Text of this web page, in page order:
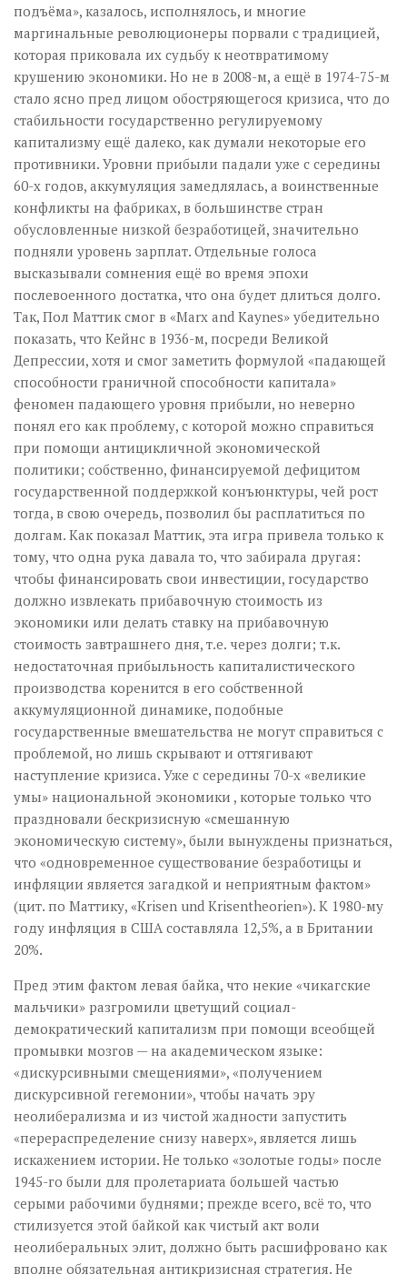
подъёма», казалось, исполнялось, и многие
маргинальные революционеры порвали с традицией,
которая приковала их судьбу к неотвратимому
крушению экономики. Но не в 2008-м, а ещё в 1974-75-м
стало ясно пред лицом обостряющегося кризиса, что до
стабильности государственно регулируемому
капитализму ещё далеко, как думали некоторые его
противники. Уровни прибыли падали уже с середины
60-х годов, аккумуляция замедлялась, а воинственные
конфликты на фабриках, в большинстве стран
обусловленные низкой безработицей, значительно
подняли уровень зарплат. Отдельные голоса
высказывали сомнения ещё во время эпохи
послевоенного достатка, что она будет длиться долго.
Так, Пол Маттик смог в «Marx and Kaynes» убедительно
показать, что Кейнс в 1936-м, посреди Великой
Депрессии, хотя и смог заметить формулой «падающей
способности граничной способности капитала»
феномен падающего уровня прибыли, но неверно
понял его как проблему, с которой можно справиться
при помощи антицикличной экономической
политики; собственно, финансируемой дефицитом
государственной поддержкой конъюнктуры, чей рост
тогда, в свою очередь, позволил бы расплатиться по
долгам. Как показал Маттик, эта игра привела только к
тому, что одна рука давала то, что забирала другая:
чтобы финансировать свои инвестиции, государство
должно извлекать прибавочную стоимость из
экономики или делать ставку на прибавочную
стоимость завтрашнего дня, т.е. через долги; т.к.
недостаточная прибыльность капиталистического
производства коренится в его собственной
аккумуляционной динамике, подобные
государственные вмешательства не могут справиться с
проблемой, но лишь скрывают и оттягивают
наступление кризиса. Уже с середины 70-х «великие
умы» национальной экономики , которые только что
праздновали бескризисную «смешанную
экономическую систему», были вынуждены признаться,
что «одновременное существование безработицы и
инфляции является загадкой и неприятным фактом»
(цит. по Маттику, «Krisen und Krisentheorien»). К 1980-му
году инфляция в США составляла 12,5%, а в Британии
20%.
Пред этим фактом левая байка, что некие «чикагские
мальчики» разгромили цветущий социал-
демократический капитализм при помощи всеобщей
промывки мозгов — на академическом языке:
«дискурсивными смещениями», «получением
дискурсивной гегемонии», чтобы начать эру
неолиберализма и из чистой жадности запустить
«перераспределение снизу наверх», является лишь
искажением истории. Не только «золотые годы» после
1945-го были для пролетариата большей частью
серыми рабочими буднями; прежде всего, всё то, что
стилизуется этой байкой как чистый акт воли
неолиберальных элит, должно быть расшифровано как
вполне обязательная антикризисная стратегия. Не